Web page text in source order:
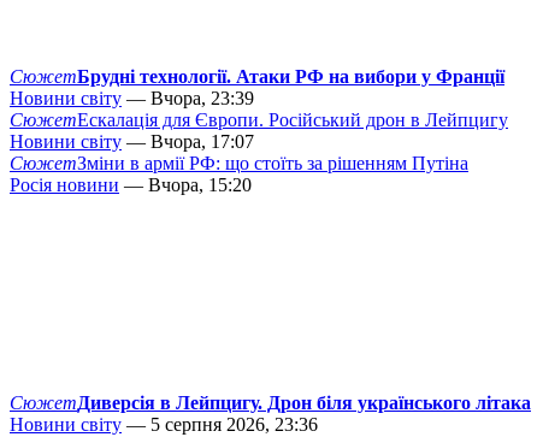
СюжетБрудні технології. Атаки РФ на вибори у Франції
Новини світу — Вчора, 23:39
СюжетЕскалація для Європи. Російський дрон в Лейпцигу
Новини світу — Вчора, 17:07
СюжетЗміни в армії РФ: що стоїть за рішенням Путіна
Росія новини — Вчора, 15:20
СюжетДиверсія в Лейпцигу. Дрон біля українського літака
Новини світу — 5 серпня 2026, 23:36